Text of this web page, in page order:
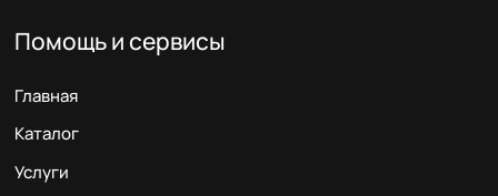
Помощь и сервисы
Главная
Каталог
Услуги